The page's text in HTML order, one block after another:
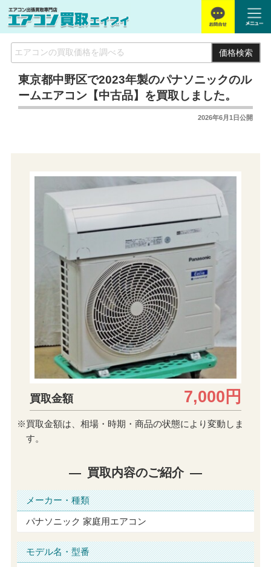
価格検索
東京都中野区で2023年製のパナソニックのル
ームエアコン【中古品】を買取しました。
2026年6月1日公開
買取金額 7,000円
※買取金額は、相場・時期・商品の状態により変動しま
す。
買取内容のご紹介
メーカー・種類
パナソニック 家庭用エアコン
モデル名・型番